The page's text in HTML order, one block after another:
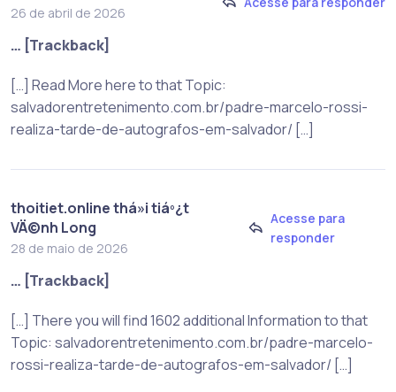
26 de abril de 2026
… [Trackback]
[…] Read More here to that Topic:
salvadorentretenimento.com.br/padre-marcelo-rossi-
realiza-tarde-de-autografos-em-salvador/ […]
thoitiet.online thá»i tiáº¿t
VÄ©nh Long
28 de maio de 2026
Acesse para
responder
… [Trackback]
[…] There you will find 1602 additional Information to that
Topic: salvadorentretenimento.com.br/padre-marcelo-
rossi-realiza-tarde-de-autografos-em-salvador/ […]